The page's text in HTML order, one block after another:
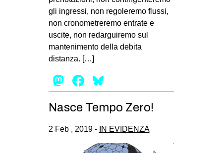
EUROPA
MEDIO ORIENTE
MONDO
bsky
gli ingressi, non regoleremo flussi,
non cronometreremo entrate e
uscite, non redarguiremo sul
mantenimento della debita
distanza. […]
Mastodon
Facebook
Nasce Tempo Zero!
2 Feb , 2019 - IN EVIDENZA